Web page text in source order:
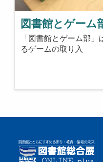
図書館とゲーム
「図書館とゲーム部
るゲームの取り入